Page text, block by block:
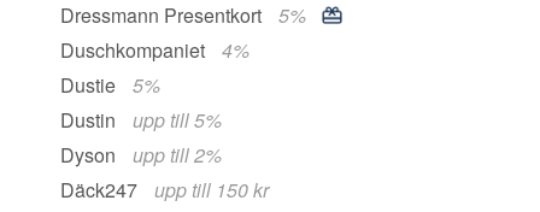
Dressmann Presentkort
5%
Duschkompaniet
4%
Dustie
5%
Dustin
upp till 5%
Dyson
upp till 2%
Däck247
upp till 150 kr